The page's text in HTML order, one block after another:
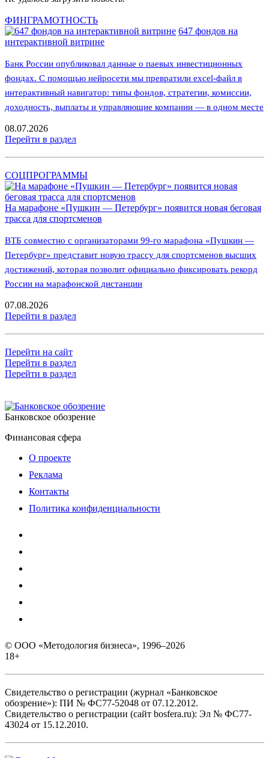
ФИНГРАМОТНОСТЬ
647 фондов на
интерактивной витрине
Банк России опубликовал данные о паевых инвестиционных
фондах. С помощью нейросети мы превратили excel-файл в
интерактивный навигатор: типы фондов, стратегии, комиссии,
доходность, выплаты и управляющие компании — в одном месте
08.07.2026
Перейти в раздел
СОЦПРОГРАММЫ
На марафоне «Пушкин — Петербург» появится новая беговая
трасса для спортсменов
ВТБ совместно с организаторами 99-го марафона «Пушкин —
Петербург» представит новую трассу для спортсменов высших
достижений, которая позволит официально фиксировать рекорд
России на марафонской дистанции
07.08.2026
Перейти в раздел
Перейти на сайт
Перейти в раздел
Перейти в раздел
Банковское обозрение
Финансовая сфера
О проекте
Реклама
Контакты
Политика конфиденциальности
© ООО «Методология бизнеса», 1996–2026
18+
Свидетельство о регистрации (журнал «Банковское
обозрение»): ПИ № ФС77-52048 от 07.12.2012.
Свидетельство о регистрации (сайт bosfera.ru): Эл № ФС77-
43024 от 15.12.2010.